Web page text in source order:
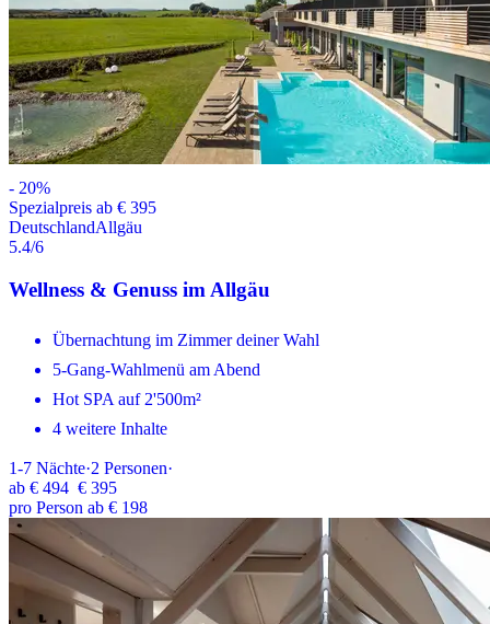
- 20%
Spezialpreis ab € 395
DeutschlandAllgäu
5.4/6
Wellness & Genuss im Allgäu
Übernachtung im Zimmer deiner Wahl
5-Gang-Wahlmenü am Abend
Hot SPA auf 2'500m²
4 weitere Inhalte
1-7 Nächte·2 Personen·
ab € 494 € 395
pro Person ab € 198